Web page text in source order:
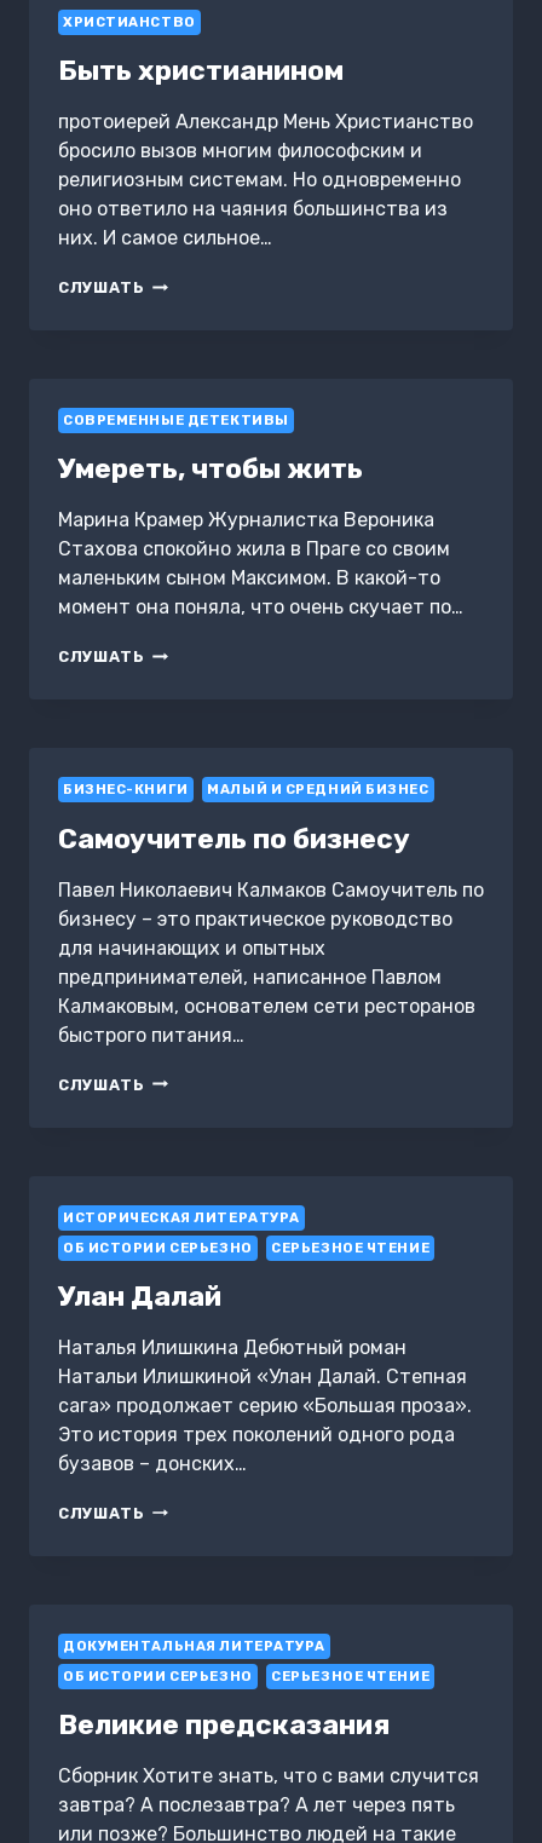
ЯГУ
ХРИСТИАНСТВО
Быть христианином
протоиерей Александр Мень Христианство
бросило вызов многим философским и
религиозным системам. Но одновременно
оно ответило на чаяния большинства из
них. И самое сильное…
СЛУШАТЬ БЫТЬ
СОВРЕМЕННЫЕ ДЕТЕКТИВЫ
Умереть, чтобы жить
Марина Крамер Журналистка Вероника
Стахова спокойно жила в Праге со своим
маленьким сыном Максимом. В какой-то
момент она поняла, что очень скучает по…
СЛУШАТЬ УМЕРЕТЬ,
БИЗНЕС-КНИГИ МАЛЫЙ И СРЕДНИЙ БИЗНЕС
Самоучитель по бизнесу
Павел Николаевич Калмаков Самоучитель по
бизнесу – это практическое руководство
для начинающих и опытных
предпринимателей, написанное Павлом
Калмаковым, основателем сети ресторанов
быстрого питания…
СЛУШАТЬ САМОУЧИТЕЛЬ
ИСТОРИЧЕСКАЯ ЛИТЕРАТУРА
ОБ ИСТОРИИ СЕРЬЕЗНО
СЕРЬЕЗНОЕ ЧТЕНИЕ
Улан Далай
Наталья Илишкина Дебютный роман
Натальи Илишкиной «Улан Далай. Степная
сага» продолжает серию «Большая проза».
Это история трех поколений одного рода
бузавов – донских…
СЛУШАТЬ УЛАН
ДОКУМЕНТАЛЬНАЯ ЛИТЕРАТУРА
ОБ ИСТОРИИ СЕРЬЕЗНО
СЕРЬЕЗНОЕ ЧТЕНИЕ
Великие предсказания
Сборник Хотите знать, что с вами случится
завтра? А послезавтра? А лет через пять
или позже? Большинство людей на такие